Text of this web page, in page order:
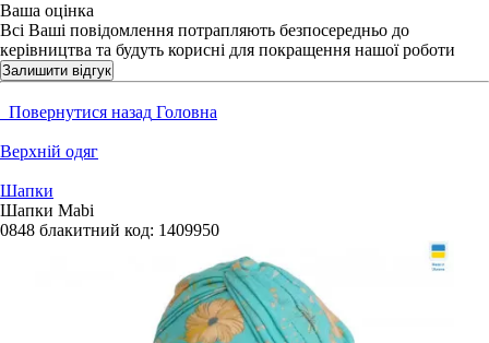
Ваша оцінка
Всі Ваші повідомлення потрапляють безпосередньо до
керівництва та будуть корисні для покращення нашої роботи
Залишити відгук
Повернутися назад Головна
Верхній одяг
Шапки
Шапки Mabi
0848 блакитний код: 1409950